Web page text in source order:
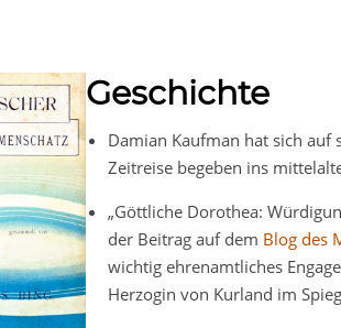
Geschichte
Damian Kaufman hat sich auf
Zeitreise begeben ins
„Göttliche Dorothea:
der Beitrag auf dem Blog des
wichtig ehrenamtliches
Herzogin von Kurland im